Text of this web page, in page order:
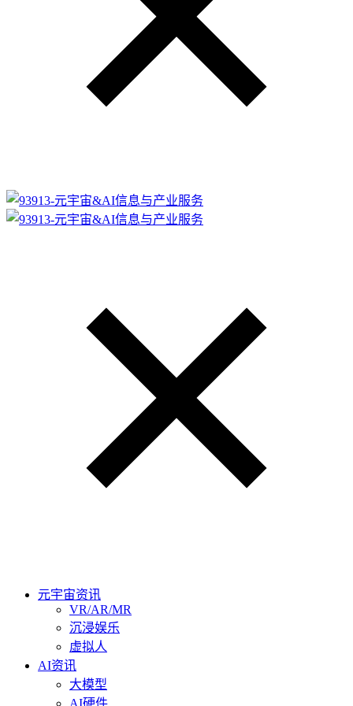
元宇宙资讯
VR/AR/MR
沉浸娱乐
虚拟人
AI资讯
大模型
AI硬件